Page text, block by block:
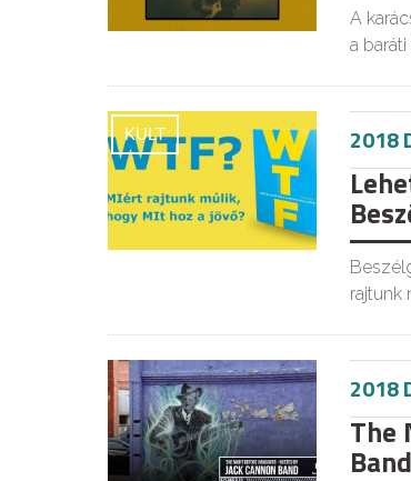
A
a
KULT 2018
rajtunk
2018
The